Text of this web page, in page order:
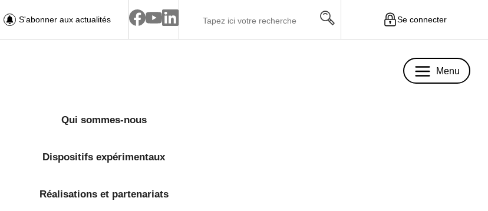
S'abonner aux actualités Se connecter
Menu
Qui sommes-nous
Dispositifs expérimentaux
Réalisations et partenariats